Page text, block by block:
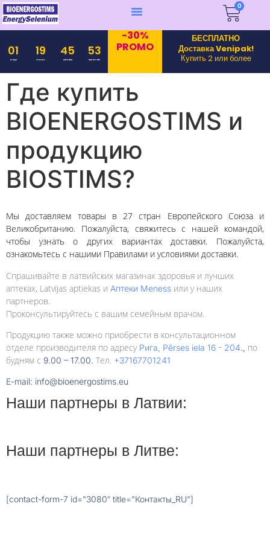
0
01
Days
19
Hours
45
Minutes
53
Seconds
-30%
PROMO
БЕСПЛАТНО
Доставка Venipak!
Купить 2 или более
Где купить
BIOENERGOSTIMS и
продукцию
BIOSTIMS?
Мы доставляем товары в 27 стран Европейского Союза и
Великобританию. Пожалуйста, свяжитесь с нашей командой,
чтобы узнать о других вариантах доставки. Пожалуйста,
ознакомьтесь с нашими Правилами и условиями доставки.
Спрашивайте в латвийских магазинах здоровья и лучших
аптеках, Latvijas aptiekas и Аптеки Meness или у наших
партнеров.
Проконсультируйтесь с вашим семейным врачом.
Продукцию также можно приобрести в консультационном
отделе производителя по адресу Рига, Pērses iela 16 - 204., по
будням с 9.00 – 17.00. Тел. +37167701241
E-mail: info@bioenergostims.eu
Наши партнеры в Латвии:
Наши партнеры в Литве:
[contact-form-7 id="3080″ title="Контакты_RU"]